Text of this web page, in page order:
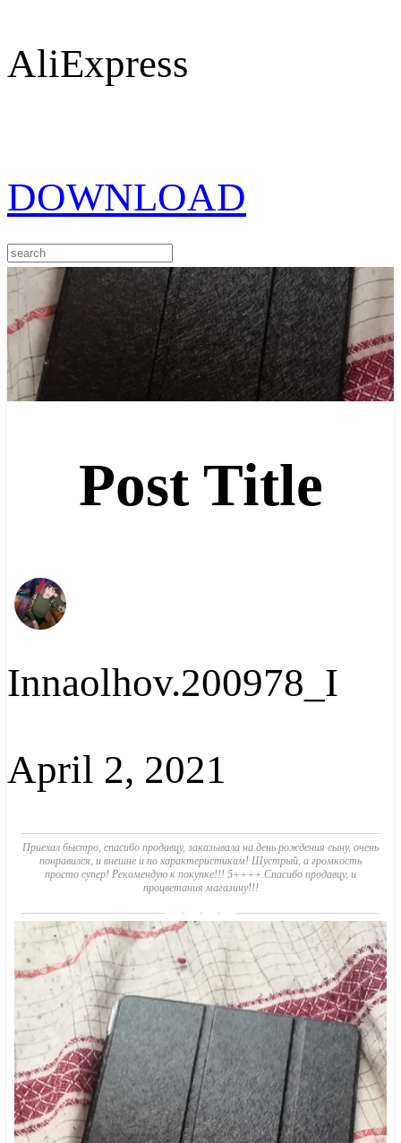
AliExpress
DOWNLOAD
Post Title
Innaolhov.200978_I
April 2, 2021
Приехал быстро, спасибо продавцу, заказывала на день рождения сыну, очень
понравился, и внешне и по характеристикам! Шустрый, а громкость
просто супер! Рекомендую к покупке!!! 5++++.Спасибо продавцу, и
процветания магазину!!!